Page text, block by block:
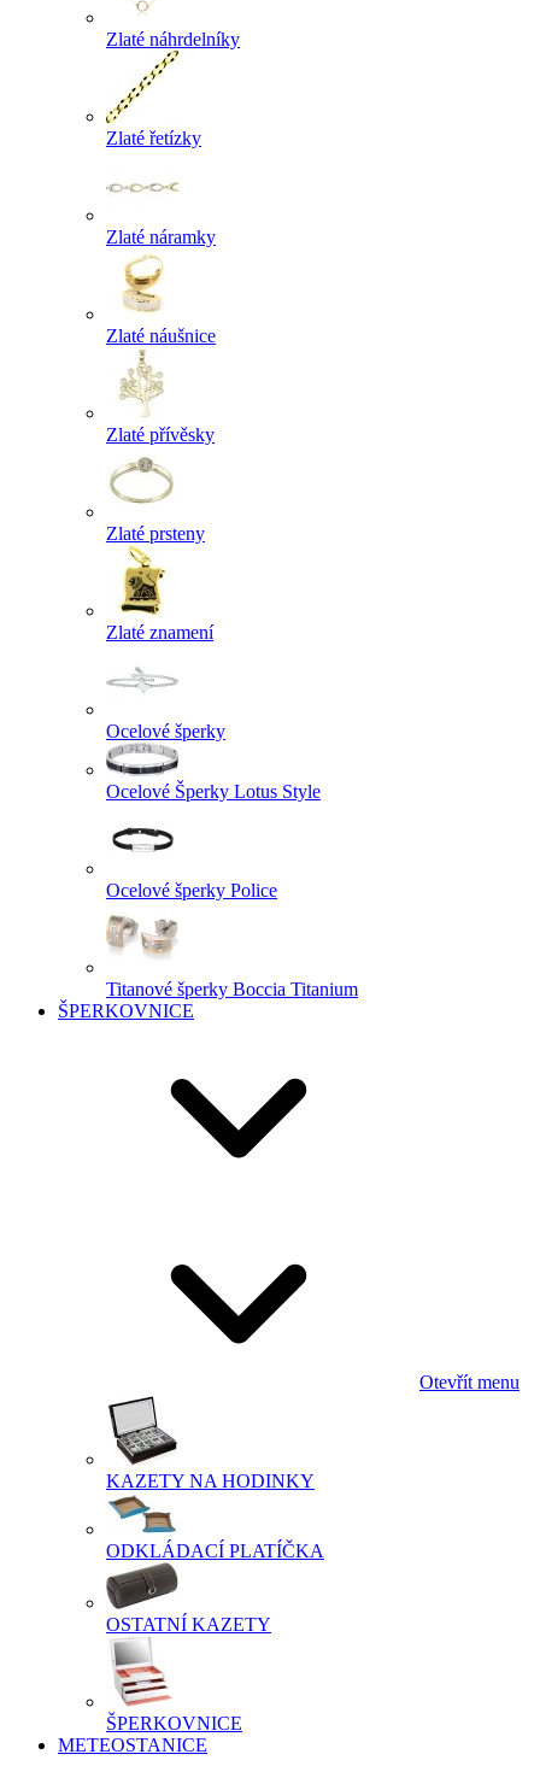
Zlaté náhrdelníky
Zlaté řetízky
Zlaté náramky
Zlaté náušnice
Zlaté přívěsky
Zlaté prsteny
Zlaté znamení
Ocelové šperky
Ocelové Šperky Lotus Style
Ocelové šperky Police
Titanové šperky Boccia Titanium
ŠPERKOVNICE
Otevřít menu
KAZETY NA HODINKY
ODKLÁDACÍ PLATÍČKA
OSTATNÍ KAZETY
ŠPERKOVNICE
METEOSTANICE